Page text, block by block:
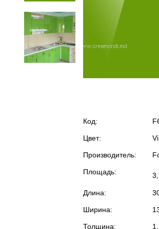
Код:
Цвет:
Производитель:
Площадь:
Длина:
Ширина:
Толщина: